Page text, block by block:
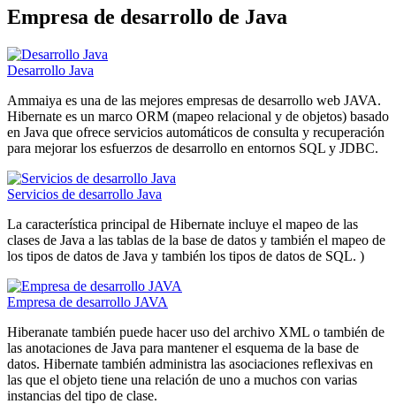
Empresa de desarrollo de Java
Desarrollo Java
Ammaiya es una de las mejores empresas de desarrollo web JAVA.
Hibernate es un marco ORM (mapeo relacional y de objetos) basado
en Java que ofrece servicios automáticos de consulta y recuperación
para mejorar los esfuerzos de desarrollo en entornos SQL y JDBC.
Servicios de desarrollo Java
La característica principal de Hibernate incluye el mapeo de las
clases de Java a las tablas de la base de datos y también el mapeo de
los tipos de datos de Java y también los tipos de datos de SQL. )
Empresa de desarrollo JAVA
Hiberanate también puede hacer uso del archivo XML o también de
las anotaciones de Java para mantener el esquema de la base de
datos. Hibernate también administra las asociaciones reflexivas en
las que el objeto tiene una relación de uno a muchos con varias
instancias del tipo de clase.